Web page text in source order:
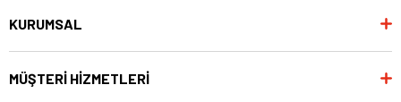
KURUMSAL
MÜŞTERİ HİZMETLERİ